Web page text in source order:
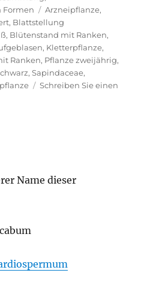
Formen
Schlagwörter
Arzneipflanze,
, Blattstellung
, Blütenstand mit Ranken,
, Kletterpflanze,
Ranken, Pflanze zweijährig,
,Sapindaceae,
Schreiben Sie einen
Name dieser